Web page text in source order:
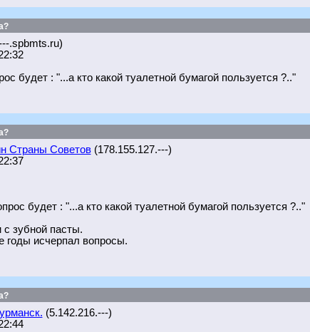
.spbmts.ru)
будет : "...а кто какой туалетной бумагой пользуется ?.."
Страны Советов(178.155.127.---)
будет : "...а кто какой туалетной бумагой пользуется ?.."
зубной пасты.
годы исчерпал вопросы.
(5.142.216.---)